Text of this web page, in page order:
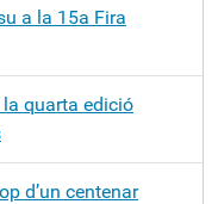
a la 15a Fira
quarta edició
d’un centenar